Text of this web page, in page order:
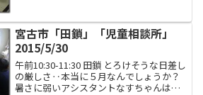
災の被災者だった住民がいなくなったと
同時に、おととし...
宮古市「田鎖」「児童相談所」
2015/5/30
午前10:30-11:30 田鎖 とろけそうな日差し
の厳しさ‥本当に５月なんでしょうか？
暑さに弱いアシスタントなすちゃんは車